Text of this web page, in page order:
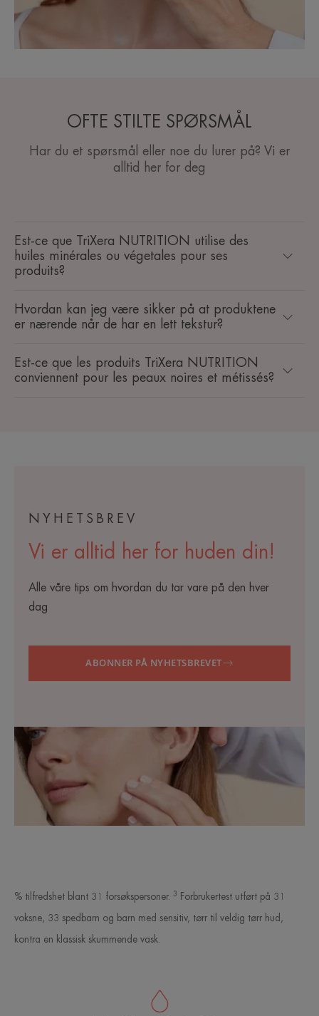
OFTE STILTE SPØRSMÅL
Har du et spørsmål eller noe du lurer på? Vi er
alltid her for deg
Est-ce que TriXera NUTRITION utilise des
huiles minérales ou végetales pour ses
produits?
Hvordan kan jeg være sikker på at produktene
er nærende når de har en lett tekstur?
Est-ce que les produits TriXera NUTRITION
conviennent pour les peaux noires et métissés?
NYHETSBREV
Vi er alltid her for huden din!
Alle våre tips om hvordan du tar vare på den hver
dag
ABONNER PÅ NYHETSBREVET
% tilfredshet blant 31 forsøkspersoner. 3 Forbrukertest utført på 31
voksne, 33 spedbarn og barn med sensitiv, tørr til veldig tørr hud,
kontra en klassisk skummende vask.